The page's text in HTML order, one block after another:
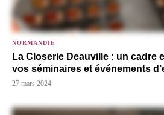
NORMANDIE
La Closerie Deauville : un cadre
vos séminaires et événements
27 mars 2024